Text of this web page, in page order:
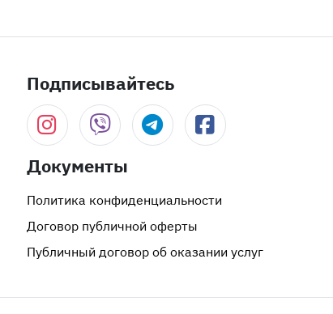
Подписывайтесь
Документы
Политика конфиденциальности
Договор публичной оферты
Публичный договор об оказании услуг